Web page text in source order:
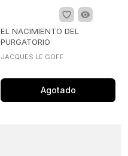
EL NACIMIENTO DEL
PURGATORIO
JACQUES LE GOFF
Agotado